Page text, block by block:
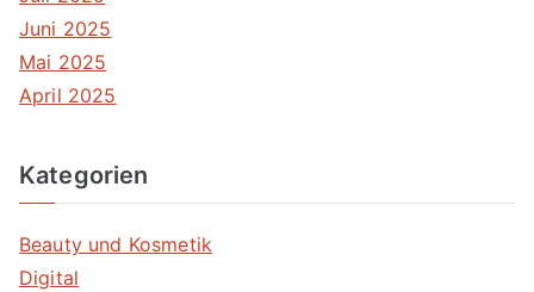
Juni 2025
Mai 2025
April 2025
Kategorien
Beauty und Kosmetik
Digital